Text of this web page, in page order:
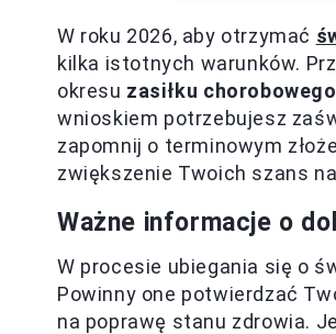
W roku 2026, aby otrzymać
kilka istotnych warunków.
okresu zasiłku chorobowego
wnioskiem potrzebujesz
zapomnij o terminowym
zwiększenie Twoich szans
Ważne informacje o
W procesie ubiegania się o
Powinny one potwierdzać
na poprawę stanu zdrowia.